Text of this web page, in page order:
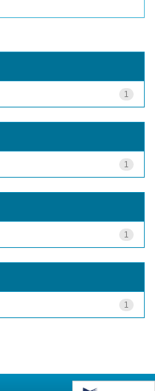
1
1
1
1